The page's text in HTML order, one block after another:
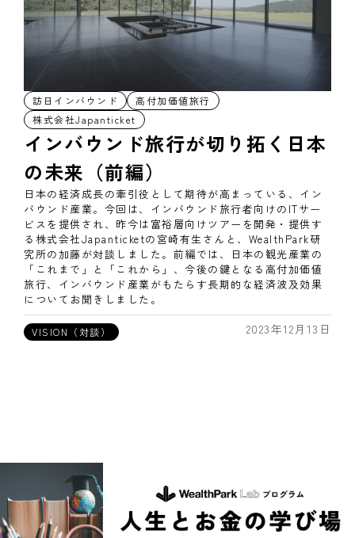
訪日インバウンド
高付加価値旅行
株式会社Japanticket
インバウンド旅行が切り拓く日本
の未来（前編）
日本の経済成長の牽引役として期待が高まっている、イン
バウンド産業。今回は、インバウンド旅行者向けのITサー
ビスを提供され、昨今は富裕層向けツアーを開発・提供す
る株式会社Japanticketの宮崎有生さんと、WealthPark研
究所の加藤が対談しました。前編では、日本の観光産業の
「これまで」と「これから」、今後の鍵となる高付加価値
旅行、インバウンド産業がもたらす長期的な経済波及効果
についてお聞きしました。
VISION（対談） 2023年12月13日